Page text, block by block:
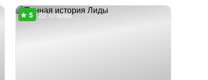
22 отзыва